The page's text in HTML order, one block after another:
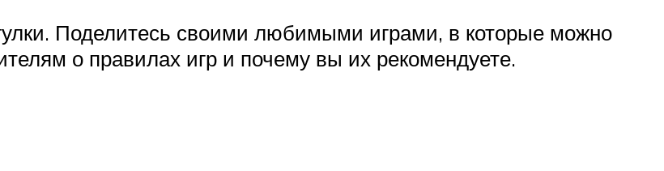
Поделитесь своими любимыми играми, в которые можно
о правилах игр и почему вы их рекомендуете.